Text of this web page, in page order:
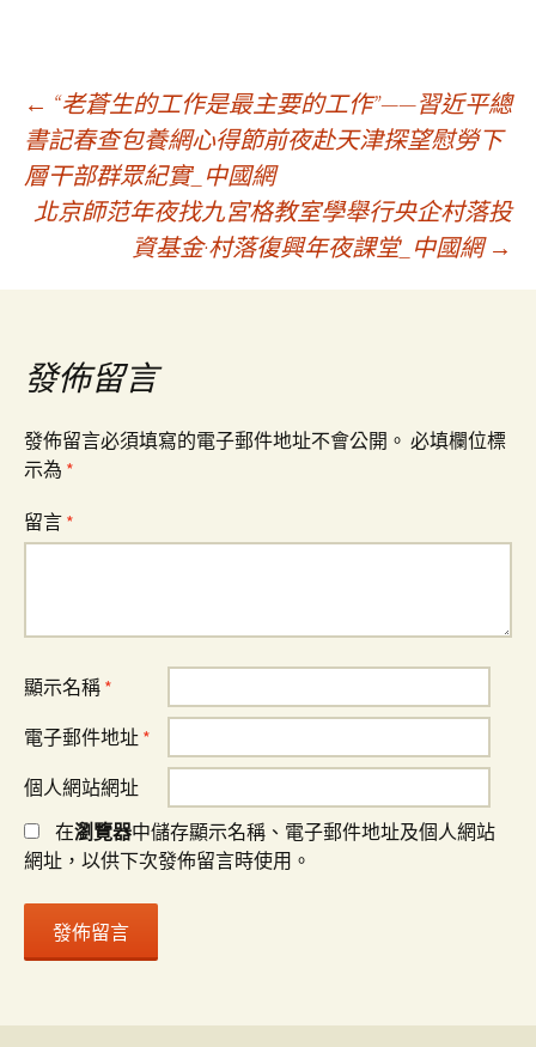
文
章
導
覽
← “老蒼生的工作是最主要的工作”——習近平總
書記春查包養網心得節前夜赴天津探望慰勞下
層干部群眾紀實_中國網
北京師范年夜找九宮格教室學舉行央企村落投
資基金·村落復興年夜課堂_中國網 →
發佈留言
發佈留言必須填寫的電子郵件地址不會公開。 必填欄位標
示為 *
留言 *
顯示名稱 *
電子郵件地址 *
個人網站網址
在瀏覽器中儲存顯示名稱、電子郵件地址及個人網站
網址，以供下次發佈留言時使用。